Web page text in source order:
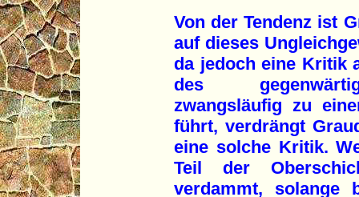
Von der Tendenz ist
auf dieses
da jedoch eine Kritik
des
zwangsläufig zu
führt, verdrängt
eine solche Kritik.
Teil der
verdammt,